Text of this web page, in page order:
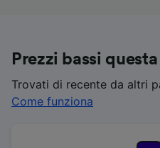
Prezzi bassi
Trovati di recente da altri
Come funziona